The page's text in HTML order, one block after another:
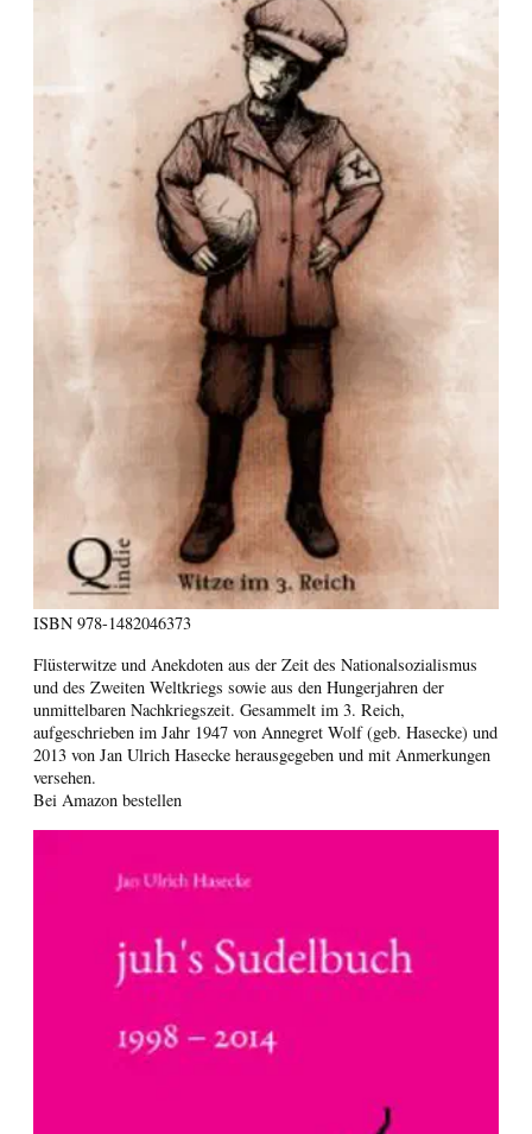
ISBN 978-1482046373
Flüsterwitze und Anekdoten aus der Zeit des Nationalsozialismus
und des Zweiten Weltkriegs sowie aus den Hungerjahren der
unmittelbaren Nachkriegszeit. Gesammelt im 3. Reich,
aufgeschrieben im Jahr 1947 von Annegret Wolf (geb. Hasecke) und
2013 von Jan Ulrich Hasecke herausgegeben und mit Anmerkungen
versehen.
Bei Amazon bestellen